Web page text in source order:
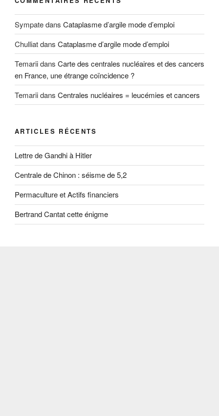
Sympatedans Cataplasme d’argile mode d’emploi
Chulliatdans Cataplasme d’argile mode d’emploi
Temariidans Carte des centrales nucléaires et des cancers
en France, une étrange coïncidence ?
Temariidans Centrales nucléaires = leucémies et cancers
ARTICLES RÉCENTS
Lettre de Gandhi à Hitler
Centrale de Chinon : séisme de 5,2
Permaculture et Actifs financiers
Bertrand Cantat cette énigme